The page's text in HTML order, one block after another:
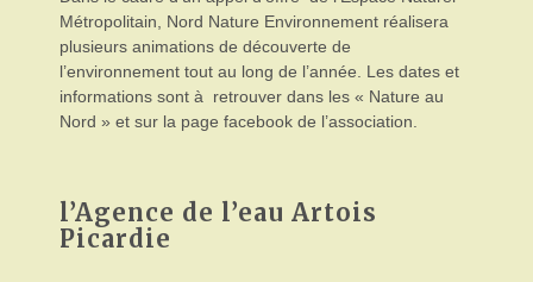
Métropolitain, Nord Nature Environnement réalisera
plusieurs animations de découverte de
l’environnement tout au long de l’année. Les dates et
informations sont à retrouver dans les « Nature au
Nord » et sur la page facebook de l’association.
l’Agence de l’eau Artois
Picardie